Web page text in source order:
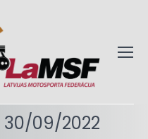
30/09/2022